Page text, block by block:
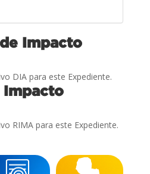
Impacto
DIA para este Expediente.
Impacto
RIMA para este Expediente.